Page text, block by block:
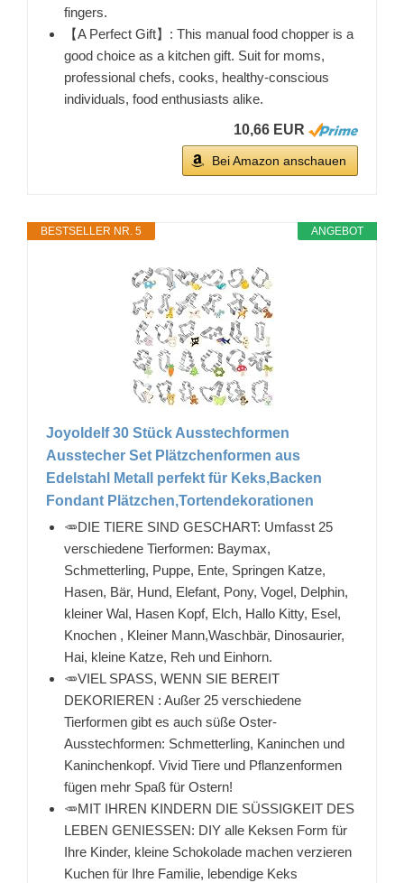
fingers.
【A Perfect Gift】: This manual food chopper is a
good choice as a kitchen gift. Suit for moms,
professional chefs, cooks, healthy-conscious
individuals, food enthusiasts alike.
10,66 EUR
Bei Amazon anschauen
ANGEBOT
BESTSELLER NR. 5
Joyoldelf 30 Stück Ausstechformen
Ausstecher Set Plätzchenformen aus
Edelstahl Metall perfekt für Keks,Backen
Fondant Plätzchen,Tortendekorationen
🥕DIE TIERE SIND GESCHART: Umfasst 25
verschiedene Tierformen: Baymax,
Schmetterling, Puppe, Ente, Springen Katze,
Hasen, Bär, Hund, Elefant, Pony, Vogel, Delphin,
kleiner Wal, Hasen Kopf, Elch, Hallo Kitty, Esel,
Knochen , Kleiner Mann,Waschbär, Dinosaurier,
Hai, kleine Katze, Reh und Einhorn.
🥕VIEL SPASS, WENN SIE BEREIT
DEKORIEREN : Außer 25 verschiedene
Tierformen gibt es auch süße Oster-
Ausstechformen: Schmetterling, Kaninchen und
Kaninchenkopf. Vivid Tiere und Pflanzenformen
fügen mehr Spaß für Ostern!
🥕MIT IHREN KINDERN DIE SÜSSIGKEIT DES
LEBEN GENIESSEN: DIY alle Keksen Form für
Ihre Kinder, kleine Schokolade machen verzieren
Kuchen für Ihre Familie, lebendige Keks